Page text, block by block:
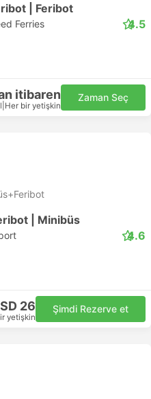
| Feribot
Ferries 4.5
itibaren
Her bir yetişkin
Zaman Seç
| Minibüs
4.6
26
yetişkin
Şimdi Rezerve et